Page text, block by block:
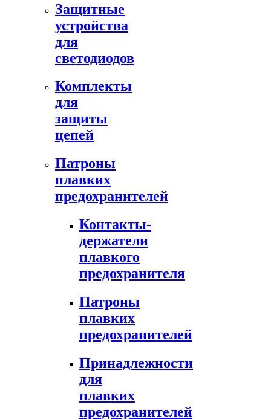
Защитные
устройства
для
светодиодов
Комплекты
для
защиты
цепей
Патроны
плавких
предохранителей
Контакты-
держатели
плавкого
предохранителя
Патроны
плавких
предохранителей
Принадлежности
для
плавких
предохранителей